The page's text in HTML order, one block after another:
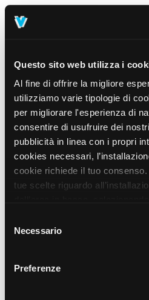
Questo sito web utilizza i
Al fine di offrire la migliore
utilizziamo varie tipologie di
per migliorare l'esperienza di
consentire di usufruire dei
pubblicità in linea con i propri
cookies necessari,
cookie richiede il tuo
tue scelte riguardo
prosegui” o decidere di
sul pulsante “Accetta tutti i
unicamente i cookie necessari
delNecessario
Preferenze
404